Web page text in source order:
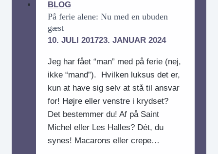
BLOG
På ferie alene: Nu med en ubuden
gæst
10. JULI 201723. JANUAR 2024
Jeg har fået “man” med på ferie (nej,
ikke “mand”). Hvilken luksus det er,
kun at have sig selv at stå til ansvar
for! Højre eller venstre i krydset?
Det bestemmer du! Af på Saint
Michel eller Les Halles? Dét, du
synes! Macarons eller crepe…